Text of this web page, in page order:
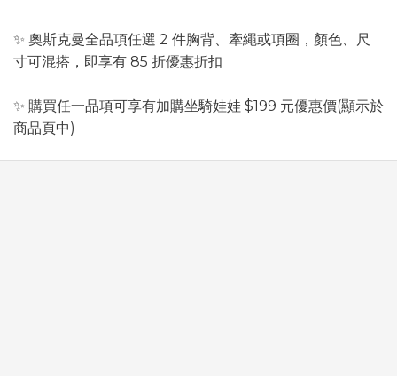
✨ 奧斯克曼全品項任選 2 件胸背、牽繩或項圈，顏色、尺
寸可混搭，即享有 85 折優惠折扣
✨ 購買任一品項可享有加購坐騎娃娃 $199 元優惠價(顯示於
商品頁中)